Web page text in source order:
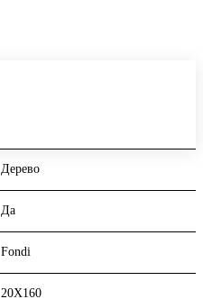
Дерево
Да
Fondi
20X160